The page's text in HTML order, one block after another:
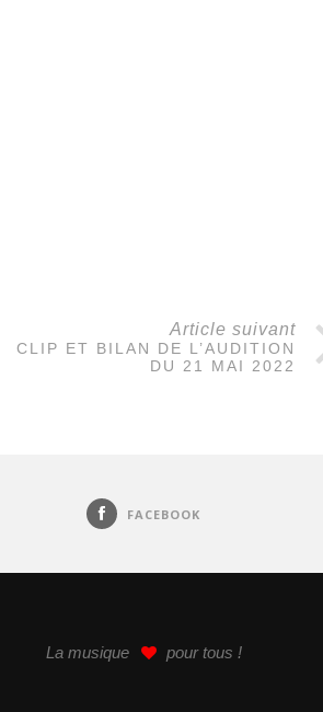
Article suivant
CLIP ET BILAN DE L’AUDITION
DU 21 MAI 2022
FACEBOOK
La musique pour tous !